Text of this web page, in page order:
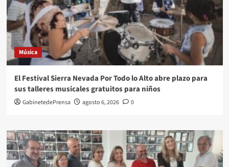
Música
El Festival Sierra Nevada Por Todo lo Alto abre plazo para
sus talleres musicales gratuitos para niños
GabinetedePrensa agosto 6, 2026 0